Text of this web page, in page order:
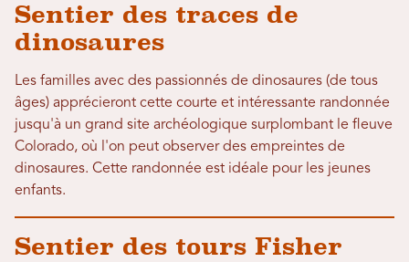
Sentier des traces de
dinosaures
Les familles avec des passionnés de dinosaures (de tous
âges) apprécieront cette courte et intéressante randonnée
jusqu'à un grand site archéologique surplombant le fleuve
Colorado, où l'on peut observer des empreintes de
dinosaures. Cette randonnée est idéale pour les jeunes
enfants.
Sentier des tours Fisher